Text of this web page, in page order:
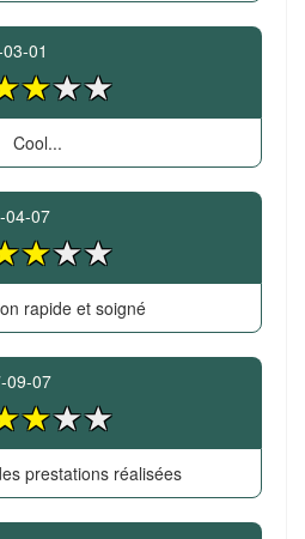
01
Cool...
04-07
rapide et soigné
09-07
prestations réalisées